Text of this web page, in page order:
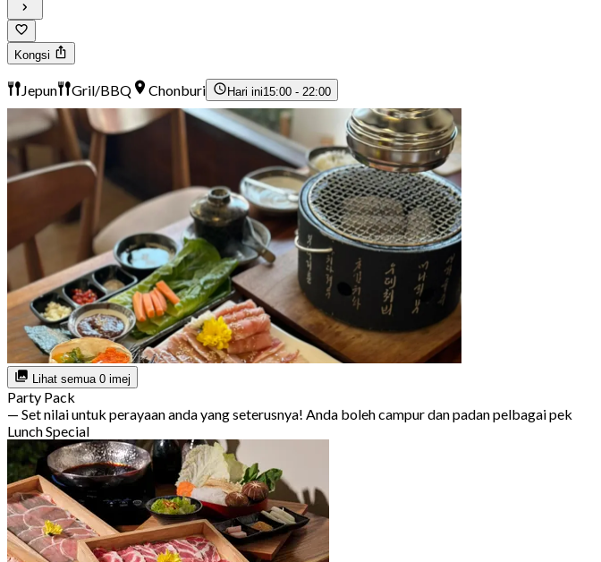
Kongsi
Jepun Gril/BBQ Chonburi Hari ini15:00 - 22:00
Lihat semua 0 imej
Party Pack
— Set nilai untuk perayaan anda yang seterusnya! Anda boleh campur dan padan pelbagai pek
Lunch Special